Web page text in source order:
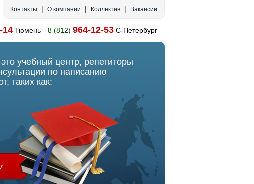
Контакты | О компании | Коллектив| Вакансии
14Тюмень 8 (812) 964-12-53С-Петербург
учебный центр, репетиторы
по написанию
таких как: